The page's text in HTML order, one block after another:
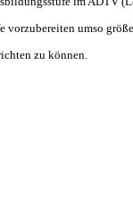
umso
zu können.